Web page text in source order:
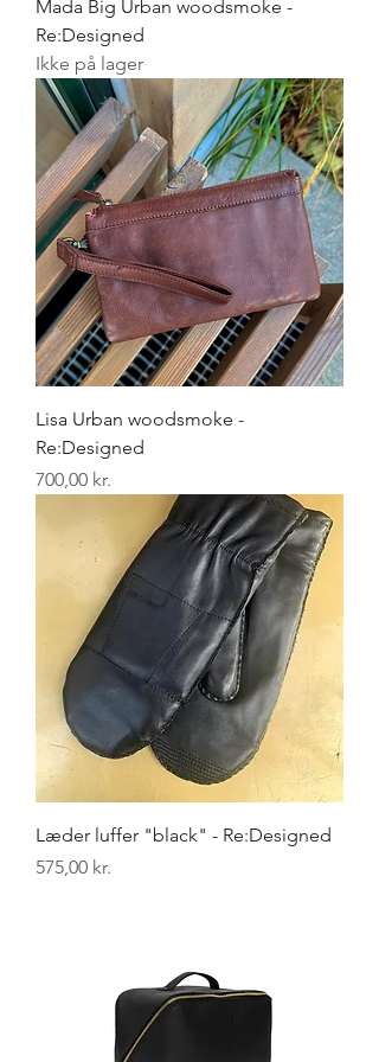
Mada Big Urban woodsmoke -
Re:Designed
Ikke på lager
Lisa Urban woodsmoke -
Re:Designed
Pris
700,00 kr.
Læder luffer "black" - Re:Designed
Pris
575,00 kr.